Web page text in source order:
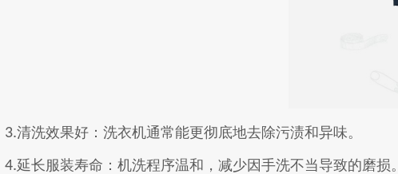
3.清洗效果好：洗衣机通常能更彻底地去除污渍和异味。
4.延长服装寿命：机洗程序温和，减少因手洗不当导致的磨损。